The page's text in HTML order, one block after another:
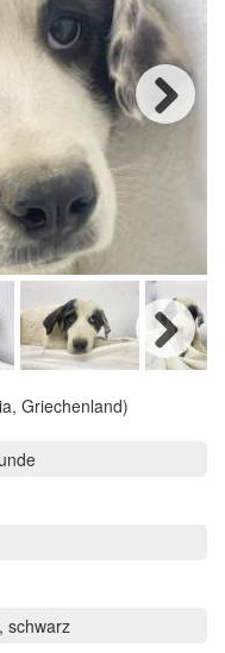
Next
Griechenland)
schwarz